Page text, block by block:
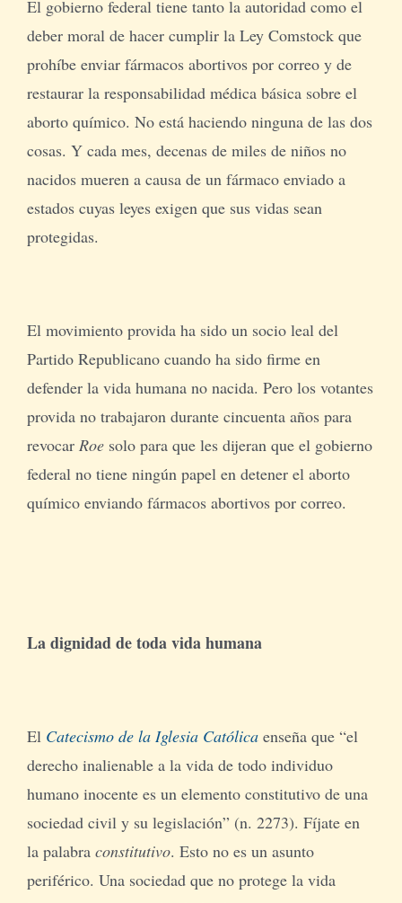
El gobierno federal tiene tanto la autoridad como el
deber moral de hacer cumplir la Ley Comstock que
prohíbe enviar fármacos abortivos por correo y de
restaurar la responsabilidad médica básica sobre el
aborto químico. No está haciendo ninguna de las dos
cosas. Y cada mes, decenas de miles de niños no
nacidos mueren a causa de un fármaco enviado a
estados cuyas leyes exigen que sus vidas sean
protegidas.
El movimiento provida ha sido un socio leal del
Partido Republicano cuando ha sido firme en
defender la vida humana no nacida. Pero los votantes
provida no trabajaron durante cincuenta años para
revocar Roesolo para que les dijeran que el gobierno
federal no tiene ningún papel en detener el aborto
químico enviando fármacos abortivos por correo.
La dignidad de toda vida humana
El Catecismo de la Iglesia Católicaenseña que “el
derecho inalienable a la vida de todo individuo
humano inocente es un elemento constitutivo de una
sociedad civil y su legislación” (n. 2273). Fíjate en
la palabra constitutivo. Esto no es un asunto
periférico. Una sociedad que no protege la vida